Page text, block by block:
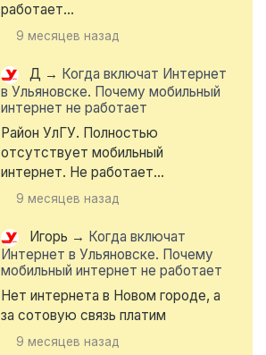
работает...
9 месяцев назад
Д → Когда включат Интернет
в Ульяновске. Почему мобильный
интернет не работает
Район УлГУ. Полностью
отсутствует мобильный
интернет. Не работает...
9 месяцев назад
Игорь → Когда включат
Интернет в Ульяновске. Почему
мобильный интернет не работает
Нет интернета в Новом городе, а
за сотовую связь платим
9 месяцев назад